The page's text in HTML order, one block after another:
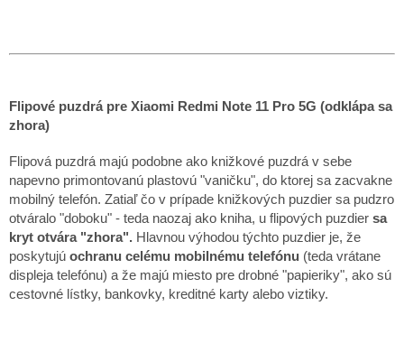
Flipové puzdrá pre Xiaomi Redmi Note 11 Pro 5G (odklápa sa
zhora)
Flipová puzdrá majú podobne ako knižkové puzdrá v sebe
napevno primontovanú plastovú "vaničku", do ktorej sa zacvakne
mobilný telefón. Zatiaľ čo v prípade knižkových puzdier sa pudzro
otváralo "doboku" - teda naozaj ako kniha, u flipových puzdier sa
kryt otvára "zhora". Hlavnou výhodou týchto puzdier je, že
poskytujú ochranu celému mobilnému telefónu (teda vrátane
displeja telefónu) a že majú miesto pre drobné "papieriky", ako sú
cestovné lístky, bankovky, kreditné karty alebo viztiky.